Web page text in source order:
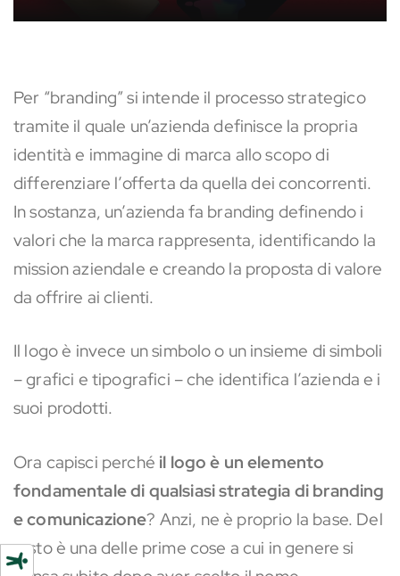
Per “branding” si intende il processo strategico
tramite il quale un’azienda definisce la propria
identità e immagine di marca allo scopo di
differenziare l’offerta da quella dei concorrenti.
In sostanza, un’azienda fa branding definendo i
valori che la marca rappresenta, identificando la
mission aziendale e creando la proposta di valore
da offrire ai clienti.
Il logo è invece un simbolo o un insieme di simboli
– grafici e tipografici – che identifica l’azienda e i
suoi prodotti.
Ora capisci perché il logo è un elemento
fondamentale di qualsiasi strategia di branding
e comunicazione? Anzi, ne è proprio la base. Del
resto è una delle prime cose a cui in genere si